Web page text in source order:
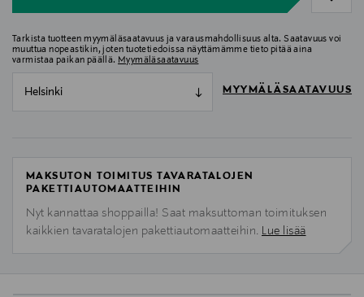
Tarkista tuotteen myymäläsaatavuus ja varausmahdollisuus alta. Saatavuus voi
muuttua nopeastikin, joten tuotetiedoissa näyttämämme tieto pitää aina
varmistaa paikan päällä. Myymäläsaatavuus
Helsinki MYYMÄLÄSAATAVUUS
MAKSUTON TOIMITUS TAVARATALOJEN
PAKETTIAUTOMAATTEIHIN
Nyt kannattaa shoppailla! Saat maksuttoman toimituksen
kaikkien tavaratalojen pakettiautomaatteihin. Lue lisää